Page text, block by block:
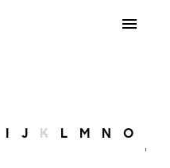
I J K L M N O